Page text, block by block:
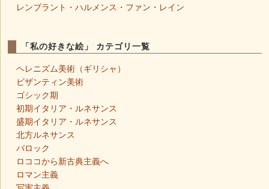
レンブラント・ハルメンス・ファン・レイン
「私の好きな絵」 カテゴリ一覧
ヘレニズム美術（ギリシャ）
ビザンティン美術
ゴシック期
初期イタリア・ルネサンス
盛期イタリア・ルネサンス
北方ルネサンス
バロック
ロココから新古典主義へ
ロマン主義